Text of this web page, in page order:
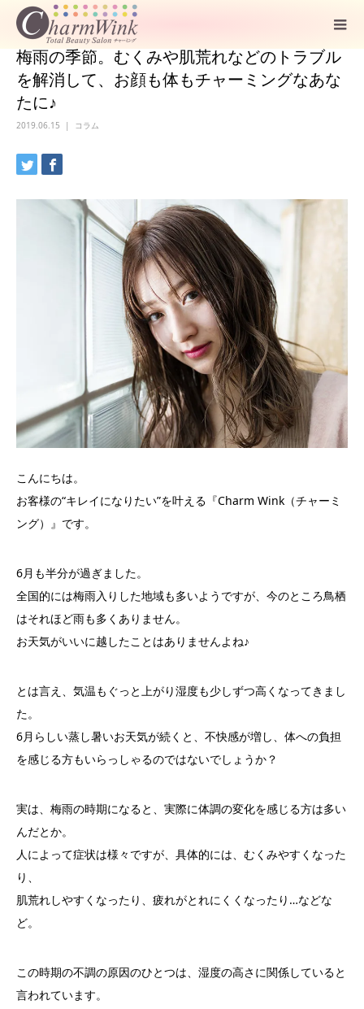
梅雨の季節。むくみや肌荒れなどのトラブル
を解消して、お顔も体もチャーミングなあな
たに♪
2019.06.15 コラム
こんにちは。
お客様の“キレイになりたい”を叶える『Charm Wink（チャーミ
ング）』です。
6月も半分が過ぎました。
全国的には梅雨入りした地域も多いようですが、今のところ鳥栖
はそれほど雨も多くありません。
お天気がいいに越したことはありませんよね♪
とは言え、気温もぐっと上がり湿度も少しずつ高くなってきまし
た。
6月らしい蒸し暑いお天気が続くと、不快感が増し、体への負担
を感じる方もいらっしゃるのではないでしょうか？
実は、梅雨の時期になると、実際に体調の変化を感じる方は多い
んだとか。
人によって症状は様々ですが、具体的には、むくみやすくなった
り、
肌荒れしやすくなったり、疲れがとれにくくなったり…などな
ど。
この時期の不調の原因のひとつは、湿度の高さに関係していると
言われています。